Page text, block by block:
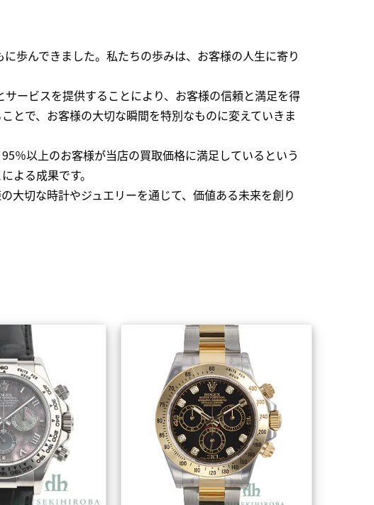
歩んできました。私たちの歩みは、お客様の人生に寄り
ービスを提供することにより、お客様の信頼と満足を得
とで、お客様の大切な瞬間を特別なものに変えていきま
％以上のお客様が当店の買取価格に満足しているという
よる成果です。
大切な時計やジュエリーを通じて、価値ある未来を創り